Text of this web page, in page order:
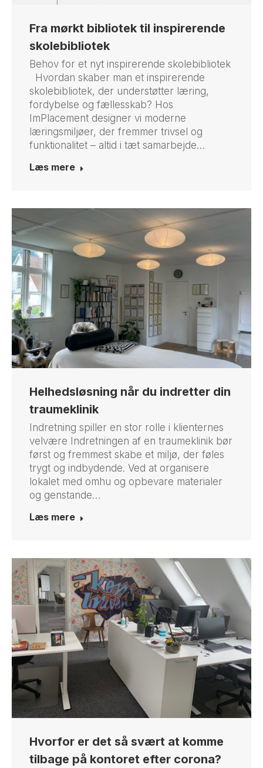
Fra mørkt bibliotek til inspirerende
skolebibliotek
Behov for et nyt inspirerende skolebibliotek
Hvordan skaber man et inspirerende
skolebibliotek, der understøtter læring,
fordybelse og fællesskab? Hos
ImPlacement designer vi moderne
læringsmiljøer, der fremmer trivsel og
funktionalitet – altid i tæt samarbejde…
Læs mere
Helhedsløsning når du indretter din
traumeklinik
Indretning spiller en stor rolle i klienternes
velvære Indretningen af en traumeklinik bør
først og fremmest skabe et miljø, der føles
trygt og indbydende. Ved at organisere
lokalet med omhu og opbevare materialer
og genstande…
Læs mere
Hvorfor er det så svært at komme
tilbage på kontoret efter corona?